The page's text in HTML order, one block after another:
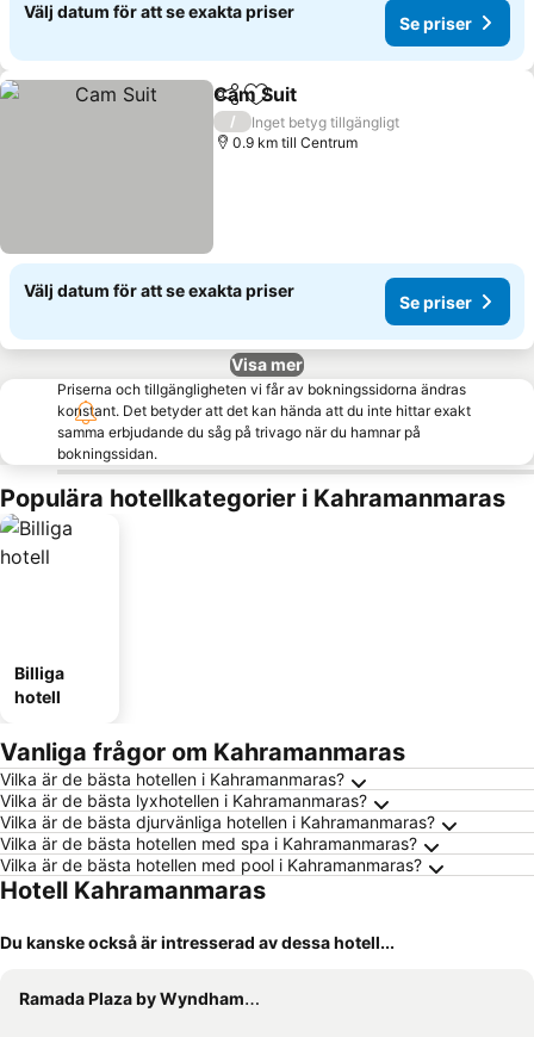
Välj datum för att se exakta priser
Se priser
Dela Lägg till i Mina Favoriter
Cam Suit
/
Inget betyg tillgängligt
0.9 km till Centrum
Välj datum för att se exakta priser
Se priser
Visa mer
Priserna och tillgängligheten vi får av bokningssidorna ändras
konstant. Det betyder att det kan hända att du inte hittar exakt
samma erbjudande du såg på trivago när du hamnar på
bokningssidan.
Populära hotellkategorier i Kahramanmaras
Billiga
hotell
Vanliga frågor om Kahramanmaras
Vilka är de bästa hotellen i Kahramanmaras?
Vilka är de bästa lyxhotellen i Kahramanmaras?
Vilka är de bästa djurvänliga hotellen i Kahramanmaras?
Vilka är de bästa hotellen med spa i Kahramanmaras?
Vilka är de bästa hotellen med pool i Kahramanmaras?
Hotell Kahramanmaras
Du kanske också är intresserad av dessa hotell...
Ramada Plaza by Wyndham Kahramanmaras